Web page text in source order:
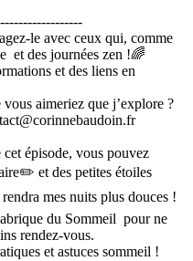
le avec ceux qui, comme
et des journées zen !🌈
et des liens en
aimeriez que j’explore ?
épisode, vous pouvez
et des petites étoiles
mes nuits plus douces !
du Sommeil pour ne
rendez-vous.
et astuces sommeil !